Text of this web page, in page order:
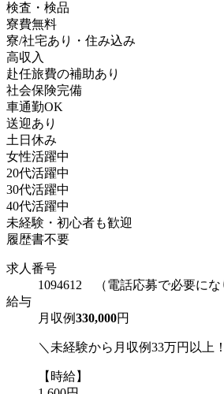
検査・検品
寮費無料
寮/社宅あり・住み込み
高収入
赴任旅費の補助あり
社会保険完備
車通勤OK
送迎あり
土日休み
女性活躍中
20代活躍中
30代活躍中
40代活躍中
未経験・初心者も歓迎
履歴書不要
求人番号
1094612 （電話応募で必要にな
給与
月収例330,000円
＼未経験から月収例33万円以上
【時給】